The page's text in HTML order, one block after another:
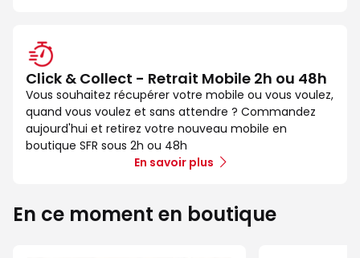
Click & Collect - Retrait Mobile 2h ou 48h
Vous souhaitez récupérer votre mobile ou vous voulez,
quand vous voulez et sans attendre ? Commandez
aujourd'hui et retirez votre nouveau mobile en
boutique SFR sous 2h ou 48h
En savoir plus
En ce moment en boutique